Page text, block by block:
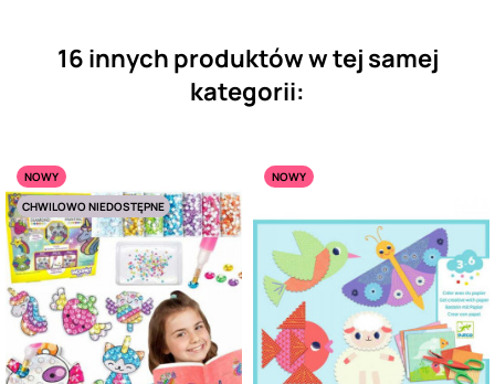
16 innych produktów w tej samej
kategorii:
NOWY
CHWILOWO NIEDOSTĘPNE
NOWY